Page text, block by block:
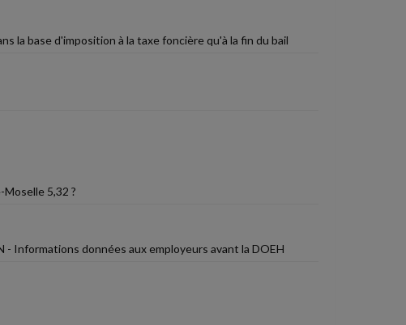
la base d'imposition à la taxe foncière qu'à la fin du bail
5,32 ?
Informations données aux employeurs avant la DOEH